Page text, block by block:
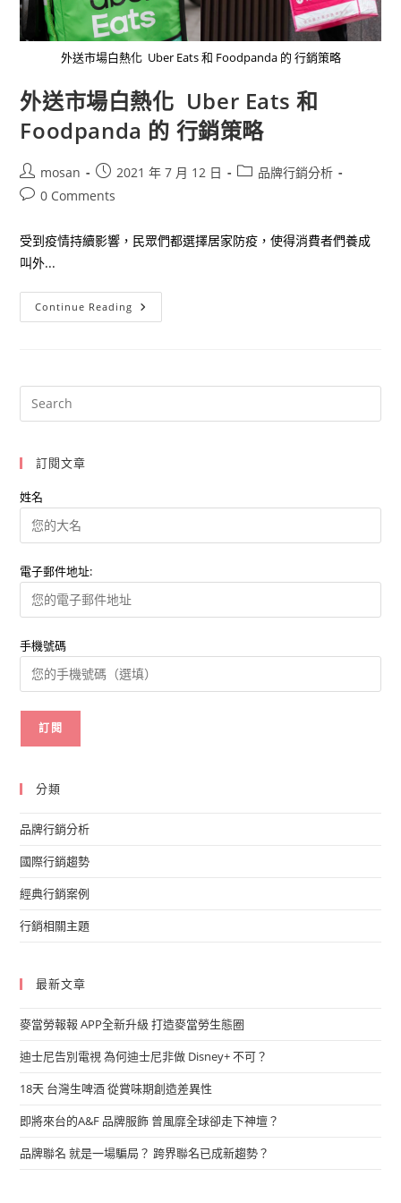
外送市場白熱化 Uber Eats 和 Foodpanda 的 行銷策略
外送市場白熱化 Uber Eats 和
Foodpanda 的 行銷策略
Post
author:
mosan
Post
published:
2021 年 7 月 12 日
Post品牌行銷分析
Post0 Comments
受到疫情持續影響，民眾們都選擇居家防疫，使得消費者們養成
叫外...
Continue Reading 外
送
和
訂閱文章
姓名
電子郵件地址:
手機號碼
分類
品牌行銷分析
國際行銷趨勢
經典行銷案例
行銷相關主題
最新文章
麥當勞報報 APP全新升級 打造麥當勞生態圈
迪士尼告別電視 為何迪士尼非做 Disney+ 不可？
18天 台灣生啤酒 從賞味期創造差異性
即將來台的A&F 品牌服飾 曾風靡全球卻走下神壇？
品牌聯名 就是一場騙局？ 跨界聯名已成新趨勢？